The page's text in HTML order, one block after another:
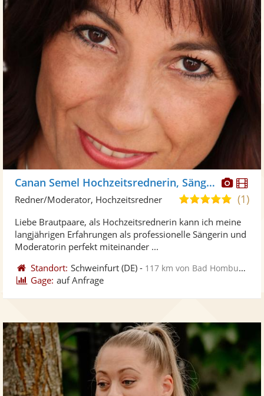
Fotos
Canan Semel Hochzeitsrednerin, Sängerin
5,0
5
(1)
Redner/Moderator, Hochzeitsredner
Liebe Brautpaare, als Hochzeitsrednerin kann ich meine
langjährigen Erfahrungen als professionelle Sängerin und
Moderatorin perfekt miteinander ...
Standort: Schweinfurt (DE) - 117 km von Bad Homburg vor der Höhe
Gage: auf Anfrage